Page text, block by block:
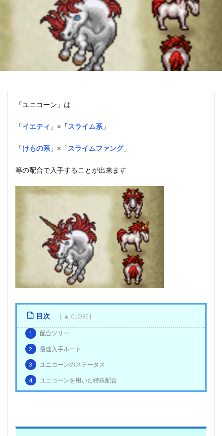
「ユニコーン 」は
「イエティ 」× 「スライム系 」
「けもの系 」×「スライムファング」
等の配合で入手することが出来ます
目次
1 配合ツリー
2 最速入手ルート
3 ユニコーンのステータス
4 ユニコーンを用いた特殊配合